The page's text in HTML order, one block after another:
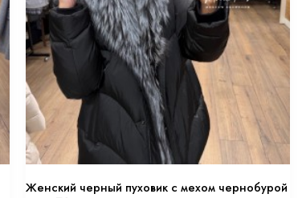
Женский черный пуховик с мехом чернобурой